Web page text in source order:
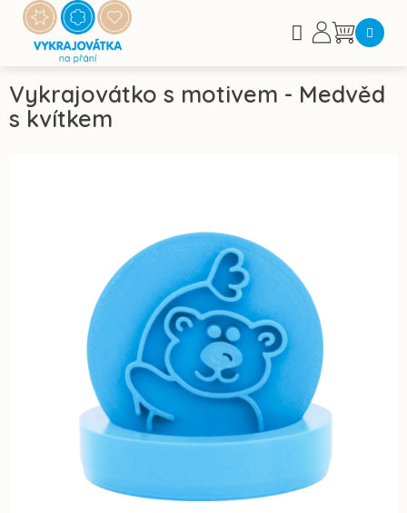
Přejít
obsah
Nákupní
Vykrajovátko s motivem - Medvěd
s kvítkem